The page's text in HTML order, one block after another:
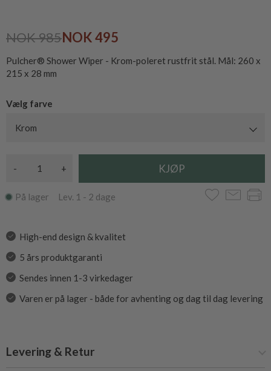
NOK 985NOK 495
Pulcher® Shower Wiper - Krom-poleret rustfrit stål. Mål: 260 x
215 x 28 mm
Vælg farve
Krom
- +
På lager Lev. 1 - 2 dage
High-end design & kvalitet
5 års produktgaranti
Sendes innen 1-3 virkedager
Varen er på lager - både for avhenting og dag til dag levering
Levering & Retur